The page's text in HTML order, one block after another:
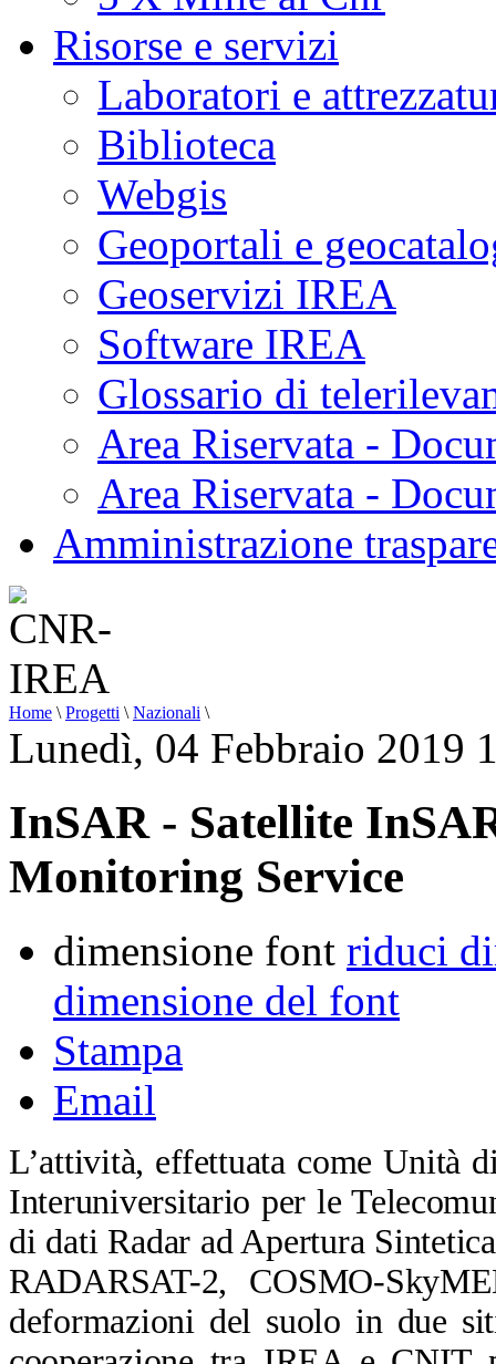
Risorse e servizi
Laboratori e
Biblioteca
Webgis
Geoportali e
Geoservizi IREA
Software IREA
Glossario di
Area Riservata -
Area Riservata -
Amministrazione
Home \ Progetti \ Nazionali \
Lunedì, 04 Febbraio 2019
InSAR - Satellite
Monitoring Service
dimensione font riduci
dimensione del font
Stampa
Email
L’attività, effettuata come Unità
Interuniversitario per le
di dati Radar ad Apertura
RADARSAT-2, COSMO-
deformazioni del suolo in due